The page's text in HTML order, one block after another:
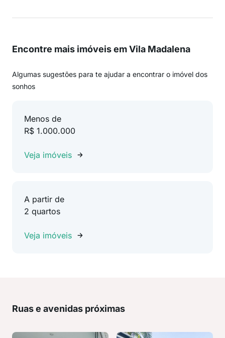
Encontre mais imóveis em Vila Madalena
Algumas sugestões para te ajudar a encontrar o imóvel dos
sonhos
Menos de
R$ 1.000.000
Veja imóveis
A partir de
2 quartos
Veja imóveis
Ruas e avenidas próximas